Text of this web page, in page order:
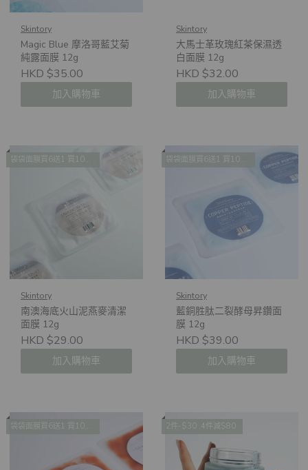
Skintory
Magic Blue 摩洛哥藍艾菊
純露面膜 12g
HKD $35.00
加入購物車
Skintory
大馬士革玫瑰紅茶保濕透
白面膜 12g
HKD $32.00
加入購物車
袋袋面膜買6送1 買10送2 買14送4
Skintory
南澳海底火山泥燕麥清潔
面膜 12g
HKD $29.00
加入購物車
袋袋面膜買6送1 買10送2 買14送4
Skintory
藍銅胜肽二裂酵母昇鑽面
膜 12g
HKD $39.00
加入購物車
袋袋面膜買6送1 買10送2 買14送4 2件-$30 ,4件減$80